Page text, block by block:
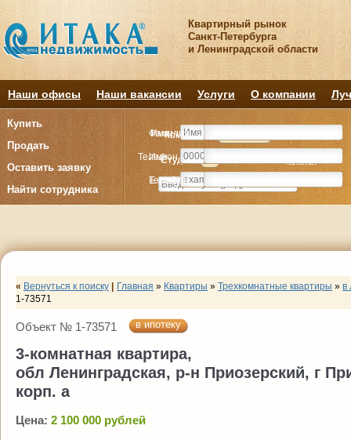
Квартирный рынок
Санкт-Петербурга
и Ленинградской области
Наши офисы Наши вакансии Услуги О компании
Купить
Продать
Оставить заявку
Найти сотрудника
Комнату
Студия Комнат
Комнату
Студия Комнат
Имя
Телефон
E-mail
Фамилия
Имя
Телефон
« Вернуться к поиску Главная » Квартиры » Трехкомнатные квартиры » в
1-73571
Объект № 1-73571 в ипотеку
3-комнатная квартира,
обл Ленинградская, р-н Приозерский, г
корп. а
Цена: 2 100 000 рублей